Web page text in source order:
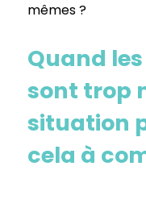
mêmes ?
Quand
sont trop
situation
cela à